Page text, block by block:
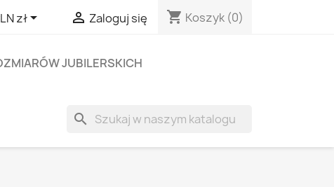
zł  Zaloguj się shopping_cart Koszyk (0)
JUBILERSKICH
search